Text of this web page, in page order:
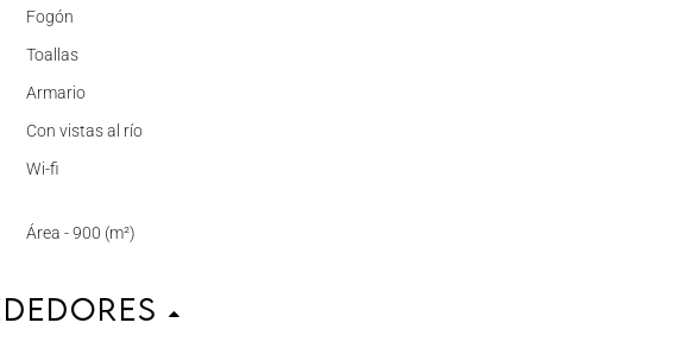
Fogón
Toallas
Armario
Con vistas al río
Wi-fi
Área - 900 (m²)